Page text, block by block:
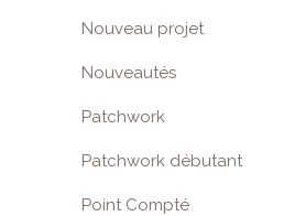
Nouveau projet
Nouveautés
Patchwork
Patchwork débutant
Point Compté